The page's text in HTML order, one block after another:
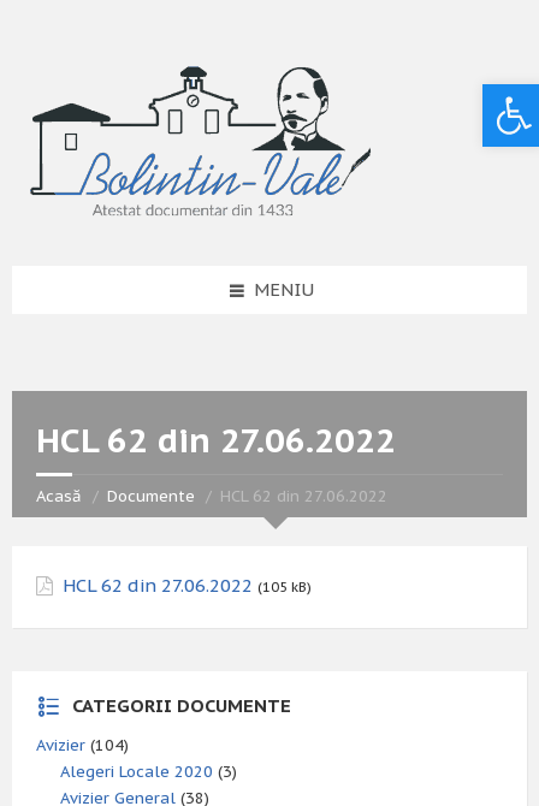
MENIU
HCL 62 din 27.06.2022
Acasă Documente HCL 62 din 27.06.2022
HCL 62 din 27.06.2022 (105 kB)
CATEGORII DOCUMENTE
Avizier (104)
Alegeri Locale 2020 (3)
Avizier General (38)
Deschide bara de unelte